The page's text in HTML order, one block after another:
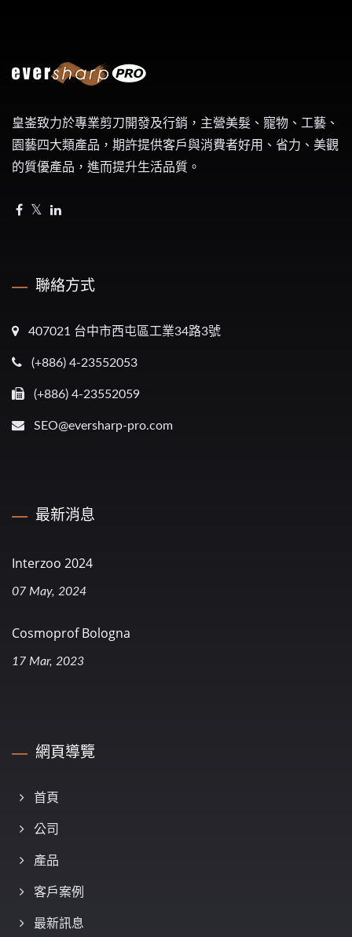
皇崟致力於專業剪刀開發及行銷，主營美髮、寵物、工藝、
園藝四大類產品，期許提供客戶與消費者好用、省力、美觀
的質優產品，進而提升生活品質。
聯絡方式
407021 台中市西屯區工業34路3號
(+886) 4-23552053
(+886) 4-23552059
SEO@eversharp-pro.com
最新消息
Interzoo 2024
07 May, 2024
Cosmoprof Bologna
17 Mar, 2023
網頁導覽
首頁
公司
產品
客戶案例
最新訊息